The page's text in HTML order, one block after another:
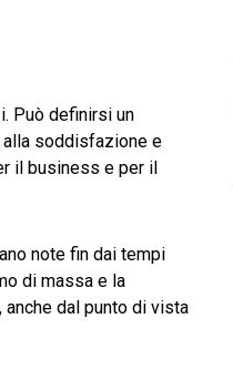
Può definirsi un
alla soddisfazione e
il business e per il
note fin dai tempi
di massa e la
dal punto di vista